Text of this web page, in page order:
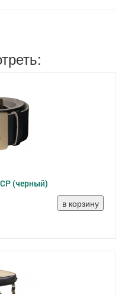
(черный)